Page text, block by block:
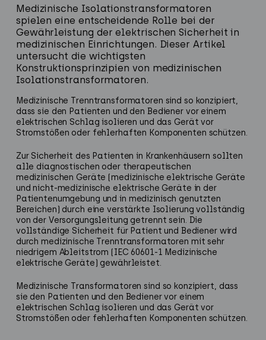
Medizinische Isolations­transformatoren
spielen eine entscheidende Rolle bei der
Gewährleistung der elektrischen Sicherheit in
medizinischen Einrichtungen. Dieser Artikel
untersucht die wichtigsten
Konstruktionsprinzipien von medizinischen
Isolations­transformatoren.
Medizinische Trenntransformatoren sind so konzipiert,
dass sie den Patienten und den Bediener vor einem
elektrischen Schlag isolieren und das Gerät vor
Stromstößen oder fehlerhaften Komponenten schützen.
Zur Sicherheit des Patienten in Krankenhäusern sollten
alle diagnostischen oder therapeutischen
medizinischen Geräte (medizinische elektrische Geräte
und nicht-medizinische elektrische Geräte in der
Patientenumgebung und in medizinisch genutzten
Bereichen) durch eine verstärkte Isolierung vollständig
von der Versorgungsleitung getrennt sein. Die
vollständige Sicherheit für Patient und Bediener wird
durch medizinische Trenntransformatoren mit sehr
niedrigem Ableitstrom (IEC 60601-1 Medizinische
elektrische Geräte) gewährleistet.
Medizinische Transformatoren sind so konzipiert, dass
sie den Patienten und den Bediener vor einem
elektrischen Schlag isolieren und das Gerät vor
Stromstößen oder fehlerhaften Komponenten schützen.